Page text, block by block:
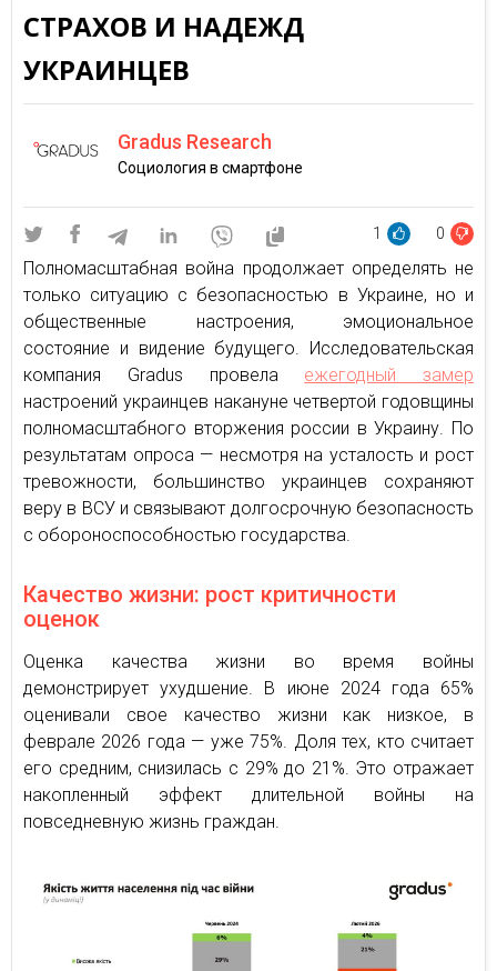
СТРАХОВ И НАДЕЖД
УКРАИНЦЕВ
Gradus Research
Социология в смартфоне
1 0
Полномасштабная война продолжает определять не
только ситуацию с безопасностью в Украине, но и
общественные настроения, эмоциональное
состояние и видение будущего. Исследовательская
компания Gradus провела ежегодный замер
настроений украинцев накануне четвертой годовщины
полномасштабного вторжения россии в Украину. По
результатам опроса — несмотря на усталость и рост
тревожности, большинство украинцев сохраняют
веру в ВСУ и связывают долгосрочную безопасность
с обороноспособностью государства.
Качество жизни: рост критичности
оценок
Оценка качества жизни во время войны
демонстрирует ухудшение. В июне 2024 года 65%
оценивали свое качество жизни как низкое, в
феврале 2026 года — уже 75%. Доля тех, кто считает
его средним, снизилась с 29% до 21%. Это отражает
накопленный эффект длительной войны на
повседневную жизнь граждан.